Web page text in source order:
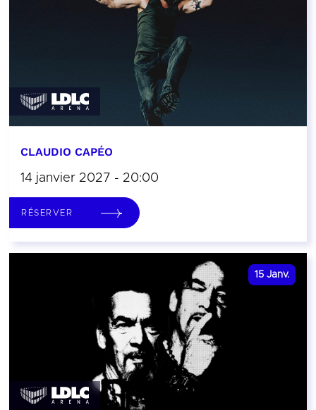
CLAUDIO CAPÉO
14 janvier 2027 - 20:00
RÉSERVER
15 Janv.